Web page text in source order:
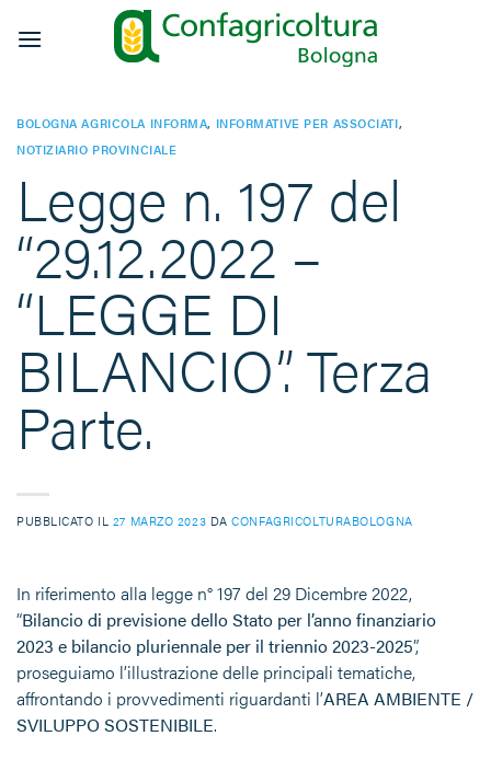
BOLOGNA AGRICOLA INFORMA, INFORMATIVE PER ASSOCIATI,
NOTIZIARIO PROVINCIALE
Legge n. 197 del
“29.12.2022 –
“LEGGE DI
BILANCIO”. Terza
Parte.
PUBBLICATO IL 27 MARZO 2023 DACONFAGRICOLTURABOLOGNA
In riferimento alla legge n° 197 del 29 Dicembre 2022,
“Bilancio di previsione dello Stato per l’anno finanziario
2023 e bilancio pluriennale per il triennio 2023-2025”,
proseguiamo l’illustrazione delle principali tematiche,
affrontando i provvedimenti riguardanti l’AREA AMBIENTE /
SVILUPPO SOSTENIBILE.